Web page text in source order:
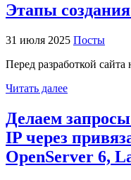
Этапы
31 июля 2025 Посты
Перед разработкой
Читать далее
Делаем
IP через
OpenServer 6,